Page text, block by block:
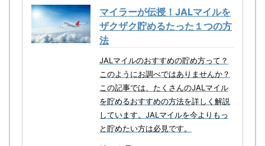
マイラーが伝授！JALマイルを
ザクザク貯めるたった１つの方
法
JALマイルのおすすめの貯め方って？
このようにお調べではありませんか？
この記事では、たくさんのJALマイル
を貯めるおすすめの方法を詳しく解説
しています。JALマイルを今よりもっ
と貯めたい方は必見です。